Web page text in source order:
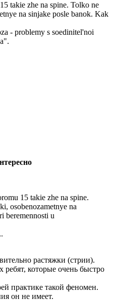
takie zhe na spine. Tolko ne
na sinjake posle banok. Kak
- problemy s soedinitel'noi
15 takie zhe na spine.
osobenozametnye na
beremennosti u
растяжки (стрии).
которые очень быстро
практике такой феномен.
он не имеет.